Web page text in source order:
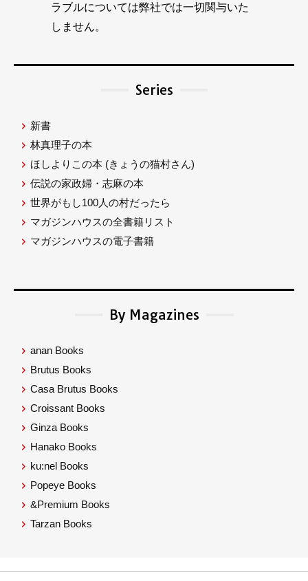
ラブルについては弊社では一切関与いた
しません。
Series
新書
林真理子の本
ほしよりこの本 (きょうの猫村さん)
伝説の家政婦・志麻の本
世界がもし100人の村だったら
マガジンハウスの全書籍リスト
マガジンハウスの電子書籍
By Magazines
anan Books
Brutus Books
Casa Brutus Books
Croissant Books
Ginza Books
Hanako Books
ku:nel Books
Popeye Books
&Premium Books
Tarzan Books